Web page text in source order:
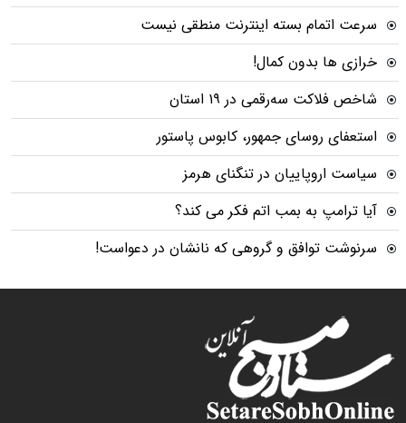
سرعت اتمام بسته‌ اینترنت منطقی نیست
خرازی ها بدون کمال!
شاخص فلاکت سه‌رقمی در ۱۹ استان
استعفای روسای جمهور، کابوس پاستور
سیاست اروپاییان در تنگنای هرمز
آیا ترامپ به بمب اتم فکر می کند؟
سرنوشت توافق و گروهی که نانشان در دعواست!